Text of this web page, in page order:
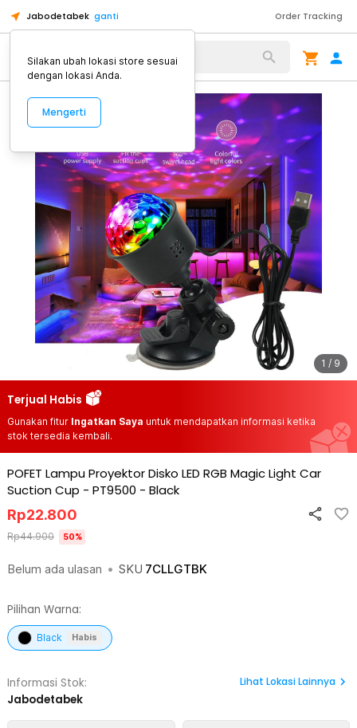
Jabodetabek ganti Order Tracking
Alat Kopi
1 / 9
Terjual Habis
Gunakan fitur Ingatkan Saya untuk mendapatkan informasi ketika
stok tersedia kembali.
POFET Lampu Proyektor Disko LED RGB Magic Light Car
Suction Cup - PT9500 - Black
Belum ada ulasan • SKU 7CLLGTBK
Rp22.800
Rp44.900 50%
Pilihan Warna:
Black Habis
Informasi Stok:
Jabodetabek
Lihat Lokasi Lainnya
Silakan ubah lokasi store sesuai
dengan lokasi Anda.
Mengerti